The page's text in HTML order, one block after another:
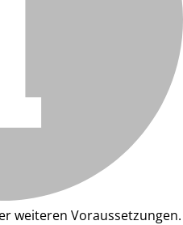
weiteren Voraussetzungen.